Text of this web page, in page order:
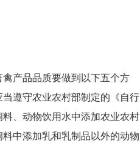
产品品质要做到以下五个方
遵守农业农村部制定的《自行
料、动物饮用水中添加农业农村
中添加乳和乳制品以外的动物